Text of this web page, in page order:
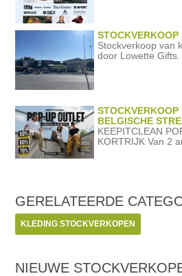
Stockverkoop van
door Lowette
BELGISCHE
KEEPITCLEAN
KORTRIJK Van 2
GERELATEERDE
KLEDING STOCKVERKOPEN
NIEUWE